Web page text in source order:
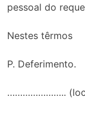
pessoal do
Nestes têrmos
P. Deferimento.
…………………..